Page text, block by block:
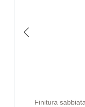
Finitura